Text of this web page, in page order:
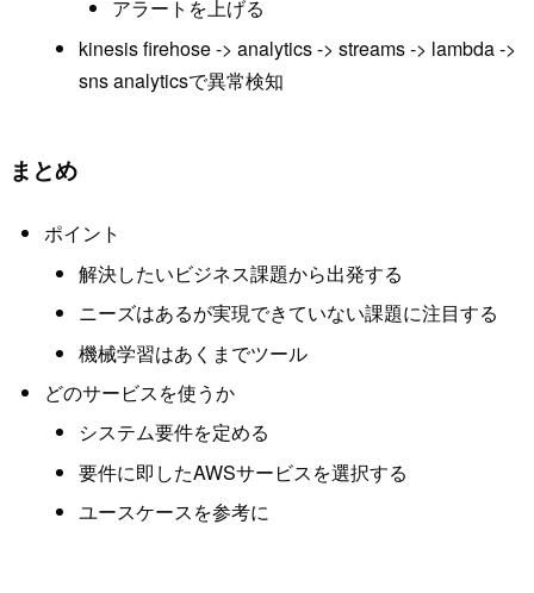
アラートを上げる
kinesis firehose -> analytics -> streams -> lambda ->
sns analyticsで異常検知
まとめ
ポイント
解決したいビジネス課題から出発する
ニーズはあるが実現できていない課題に注目する
機械学習はあくまでツール
どのサービスを使うか
システム要件を定める
要件に即したAWSサービスを選択する
ユースケースを参考に